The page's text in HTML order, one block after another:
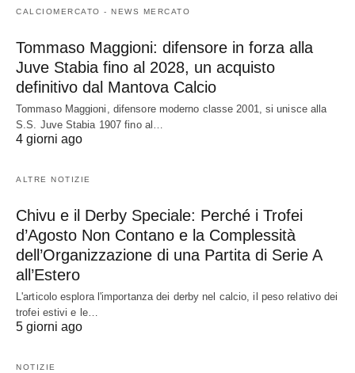
CALCIOMERCATO - NEWS MERCATO
Tommaso Maggioni: difensore in forza alla
Juve Stabia fino al 2028, un acquisto
definitivo dal Mantova Calcio
Tommaso Maggioni, difensore moderno classe 2001, si unisce alla
S.S. Juve Stabia 1907 fino al…
4 giorni ago
ALTRE NOTIZIE
Chivu e il Derby Speciale: Perché i Trofei
d’Agosto Non Contano e la Complessità
dell’Organizzazione di una Partita di Serie A
all’Estero
L'articolo esplora l'importanza dei derby nel calcio, il peso relativo dei
trofei estivi e le…
5 giorni ago
NOTIZIE